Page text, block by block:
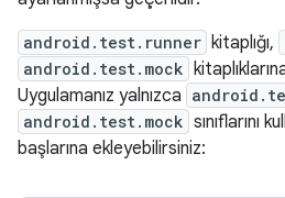
android.test.runner kitaplığı,
android.test.mock
Uygulamanız yalnızca
android.test.mock sınıflarını
başlarına ekleyebilirsiniz: